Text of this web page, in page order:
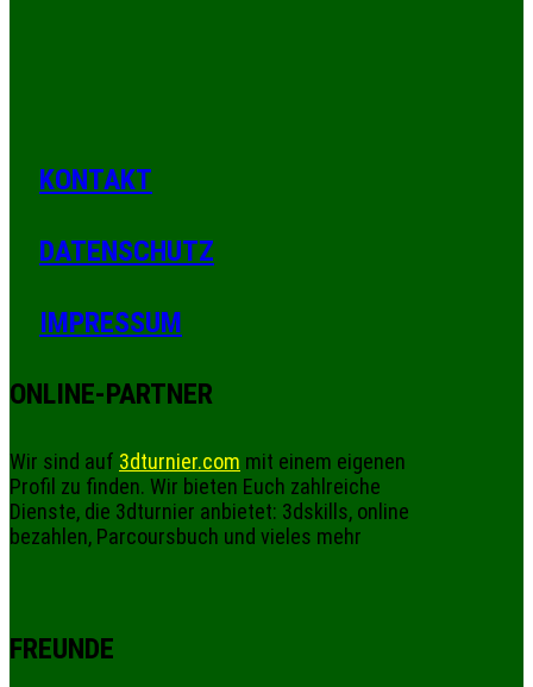
KONTAKT
DATENSCHUTZ
IMPRESSUM
ONLINE-PARTNER
Wir sind auf 3dturnier.com mit einem eigenen
Profil zu finden. Wir bieten Euch zahlreiche
Dienste, die 3dturnier anbietet: 3dskills, online
bezahlen, Parcoursbuch und vieles mehr
FREUNDE